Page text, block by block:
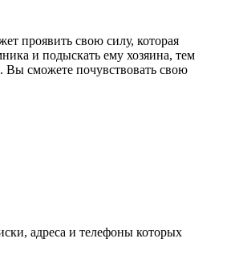
проявить свою силу, которая
и подыскать ему хозяина, тем
сможете почувствовать свою
адреса и телефоны которых